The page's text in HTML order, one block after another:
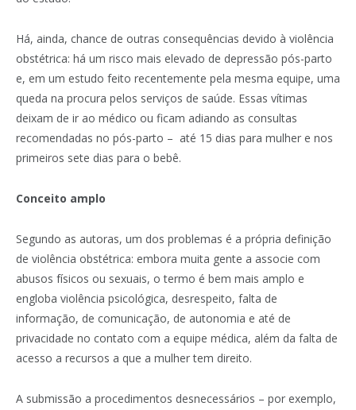
Há, ainda, chance de outras consequências devido à violência
obstétrica: há um risco mais elevado de depressão pós-parto
e, em um estudo feito recentemente pela mesma equipe, uma
queda na procura pelos serviços de saúde. Essas vítimas
deixam de ir ao médico ou ficam adiando as consultas
recomendadas no pós-parto – até 15 dias para mulher e nos
primeiros sete dias para o bebê.
Conceito amplo
Segundo as autoras, um dos problemas é a própria definição
de violência obstétrica: embora muita gente a associe com
abusos físicos ou sexuais, o termo é bem mais amplo e
engloba violência psicológica, desrespeito, falta de
informação, de comunicação, de autonomia e até de
privacidade no contato com a equipe médica, além da falta de
acesso a recursos a que a mulher tem direito.
A submissão a procedimentos desnecessários – por exemplo,